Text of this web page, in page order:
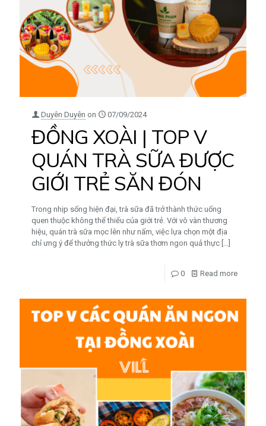
Duyên Duyên on 07/09/2024
ĐỒNG XOÀI | TOP V
QUÁN TRÀ SỮA ĐƯỢC
GIỚI TRẺ SĂN ĐÓN
Trong nhịp sống hiện đại, trà sữa đã trở thành thức uống
quen thuộc không thể thiếu của giới trẻ. Với vô vàn thương
hiệu, quán trà sữa mọc lên như nấm, việc lựa chọn một địa
chỉ ưng ý để thưởng thức ly trà sữa thơm ngon quả thực
0 Read more